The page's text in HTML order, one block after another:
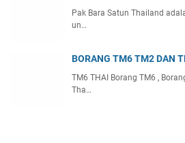
Pak Bara Satun Thailand
un…
BORANG TM6 TM2 DAN
TM6 THAI Borang TM6 ,
Tha…